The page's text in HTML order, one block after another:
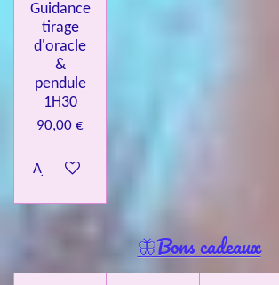
Guidance
tirage
d'oracle
&
pendule
1H30
90,00 €
Ajouter au panier
🦋Bons cadeaux